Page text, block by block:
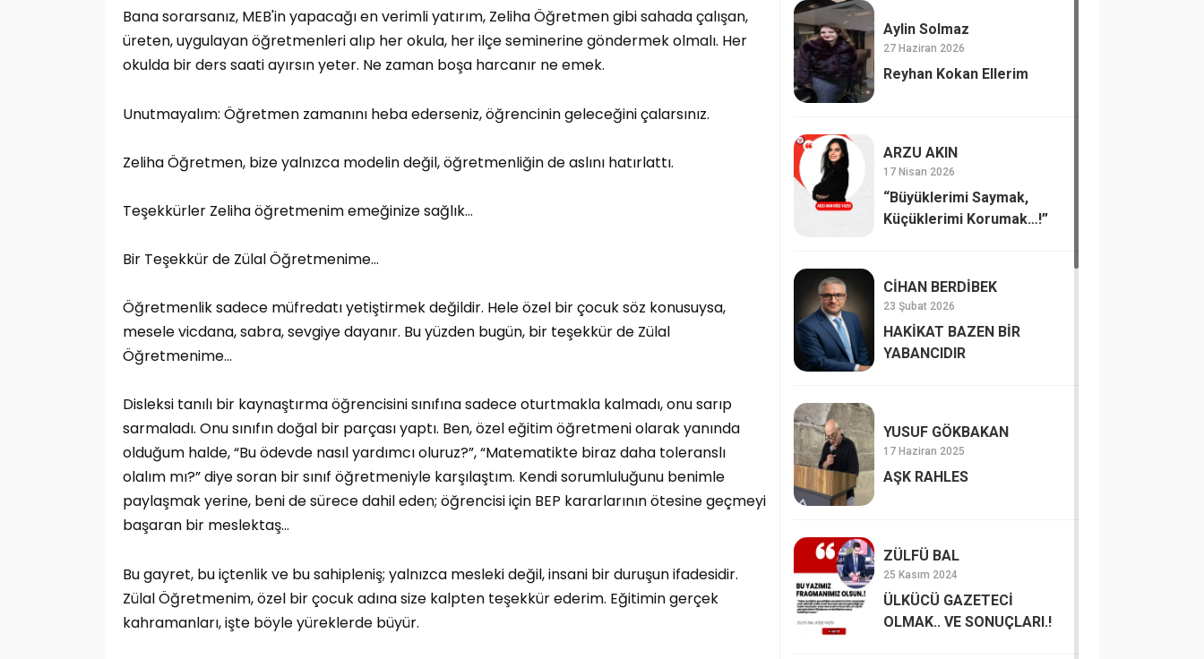
Bana sorarsanız, MEB'in yapacağı en verimli yatırım, Zeliha Öğretmen gibi sahada çalışan,
üreten, uygulayan öğretmenleri alıp her okula, her ilçe seminerine göndermek olmalı. Her
okulda bir ders saati ayırsın yeter. Ne zaman boşa harcanır ne emek.
Unutmayalım: Öğretmen zamanını heba ederseniz, öğrencinin geleceğini çalarsınız.
Zeliha Öğretmen, bize yalnızca modelin değil, öğretmenliğin de aslını hatırlattı.
Teşekkürler Zeliha öğretmenim emeğinize sağlık…
Bir Teşekkür de Zülal Öğretmenime…
Öğretmenlik sadece müfredatı yetiştirmek değildir. Hele özel bir çocuk söz konusuysa,
mesele vicdana, sabra, sevgiye dayanır. Bu yüzden bugün, bir teşekkür de Zülal
Öğretmenime…
Disleksi tanılı bir kaynaştırma öğrencisini sınıfına sadece oturtmakla kalmadı, onu sarıp
sarmaladı. Onu sınıfın doğal bir parçası yaptı. Ben, özel eğitim öğretmeni olarak yanında
olduğum halde, “Bu ödevde nasıl yardımcı oluruz?”, “Matematikte biraz daha toleranslı
olalım mı?” diye soran bir sınıf öğretmeniyle karşılaştım. Kendi sorumluluğunu benimle
paylaşmak yerine, beni de sürece dahil eden; öğrencisi için BEP kararlarının ötesine geçmeyi
başaran bir meslektaş…
Bu gayret, bu içtenlik ve bu sahipleniş; yalnızca mesleki değil, insani bir duruşun ifadesidir.
Zülal Öğretmenim, özel bir çocuk adına size kalpten teşekkür ederim. Eğitimin gerçek
kahramanları, işte böyle yüreklerde büyür.
Aylin Solmaz
27 Haziran 2026
Reyhan Kokan Ellerim
ARZU AKIN
17 Nisan 2026
“Büyüklerimi Saymak,
Küçüklerimi Korumak…!”
CİHAN BERDİBEK
23 Şubat 2026
HAKİKAT BAZEN BİR
YABANCIDIR
YUSUF GÖKBAKAN
17 Haziran 2025
AŞK RAHLES
ZÜLFÜ BAL
25 Kasım 2024
ÜLKÜCÜ GAZETECİ
OLMAK.. VE SONUÇLARI.!